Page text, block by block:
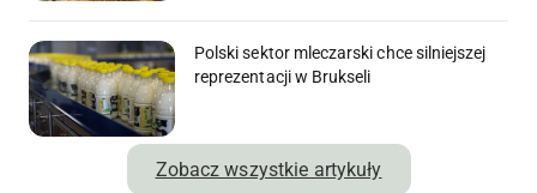
Polski sektor mleczarski chce silniejszej
reprezentacji w Brukseli
Zobacz wszystkie artykuły